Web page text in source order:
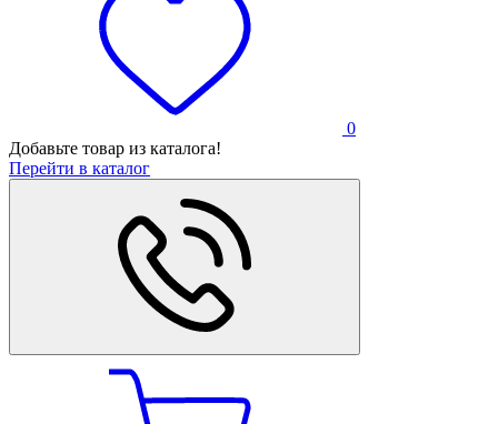
0
Добавьте товар из каталога!
Перейти в каталог